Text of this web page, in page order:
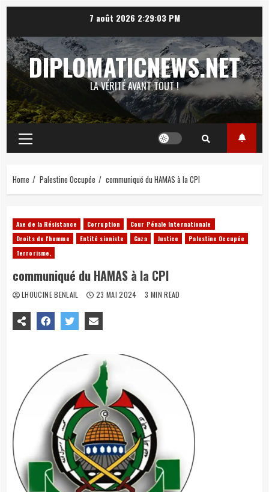
content
7 août 2026 2:29:04 PM
DIPLOMATICNEWS.NET
LA VÉRITÉ AVANT TOUT !
Primary
Menu
Home Palestine Occupée communiqué du HAMAS à la CPI
Axe de la Résistance Corruption
Cour Pénale Internationale
Droits de l'homme
Entité sioniste Gaza Justice
Palestine Occupée
Terrorisme,
communiqué du HAMAS à la CPI
LHOUCINE BENLAIL 23 MAI 2024 3 MIN READ